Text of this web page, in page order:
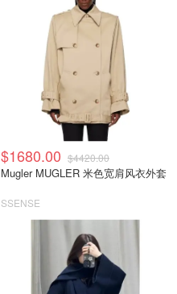
$1680.00 $4420.00
Mugler MUGLER 米色宽肩风衣外套
SSENSE